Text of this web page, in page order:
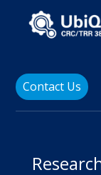
Contact Us